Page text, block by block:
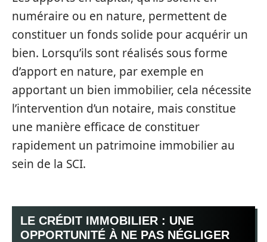
numéraire ou en nature, permettent de
constituer un fonds solide pour acquérir un
bien. Lorsqu’ils sont réalisés sous forme
d’apport en nature, par exemple en
apportant un bien immobilier, cela nécessite
l’intervention d’un notaire, mais constitue
une manière efficace de constituer
rapidement un patrimoine immobilier au
sein de la SCI.
LE CRÉDIT IMMOBILIER : UNE
OPPORTUNITÉ À NE PAS NÉGLIGER